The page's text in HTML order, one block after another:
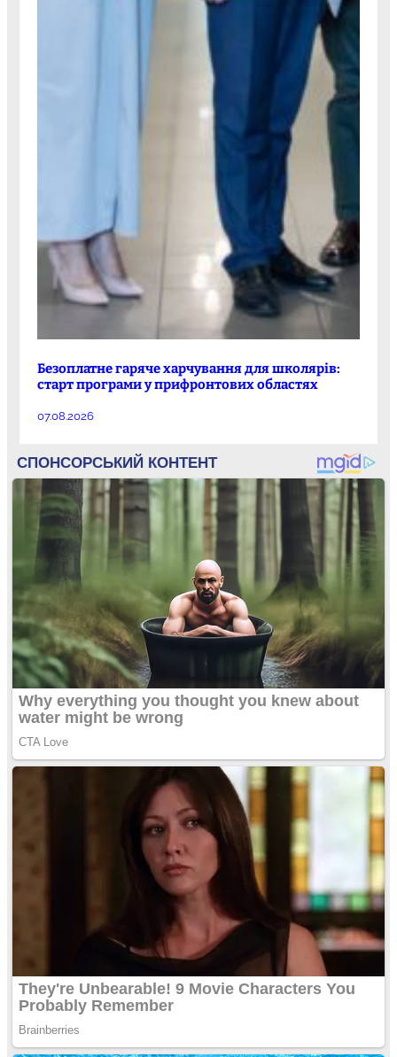
Безоплатне гаряче харчування для школярів:
старт програми у прифронтових областях
07.08.2026